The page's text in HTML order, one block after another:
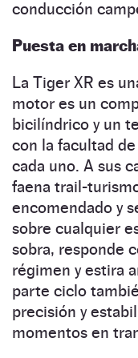
conducción
Puesta en
La Tiger XR es
motor es un
bicilíndrico y un
con la facultad
cada uno. A sus
faena trail-
encomendado y
sobre cualquier
sobra, responde
régimen y estira
parte ciclo
precisión y
momentos en